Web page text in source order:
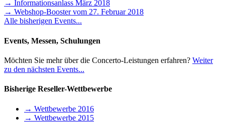
→ Informationsanlass März 2018
→ Webshop-Booster vom 27. Februar 2018
Alle bisherigen Events...
Events, Messen, Schulungen
Möchten Sie mehr über die Concerto-Leistungen erfahren? Weiter
zu den nächsten Events...
Bisherige Reseller-Wettbewerbe
→ Wettbewerbe 2016
→ Wettbewerbe 2015